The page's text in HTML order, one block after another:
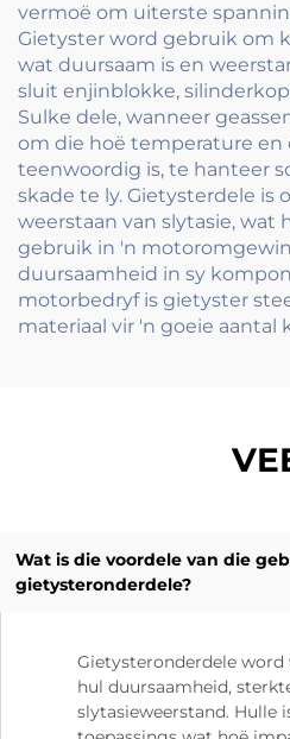
vermoë om uiterste
Gietyster word gebruik om
wat duursaam is en
sluit enjinblokke,
Sulke dele, wanneer
om die hoë temperature
teenwoordig is, te hanteer
skade te ly. Gietysterdele is
weerstaan van slytasie, wat
gebruik in 'n
duursaamheid in sy
motorbedryf is gietyster
materiaal vir 'n goeie aantal
Wat is die voordele van die
gietysteronderdele?
Gietysteronderdele word
hul duursaamheid,
slytasieweerstand. Hulle